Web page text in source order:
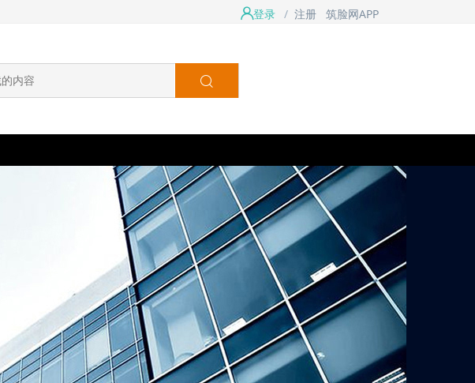
登录 / 注册 筑脸网APP